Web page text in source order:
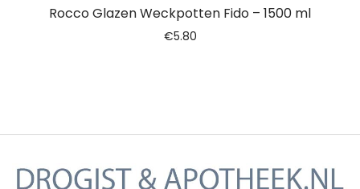
Rocco Glazen Weckpotten Fido – 1500 ml
€5.80